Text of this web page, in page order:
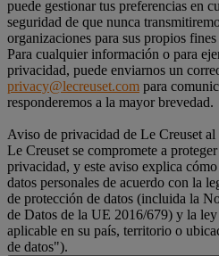
puede gestionar tus preferencias en
seguridad de que nunca
organizaciones para sus propios
Para cualquier información o para
privacidad, puede enviarnos un
privacy@lecreuset.com para
responderemos a la mayor brevedad.
Aviso de privacidad de Le Creuset
Le Creuset se compromete a
privacidad, y este aviso explica
datos personales de acuerdo con la
de protección de datos (incluida la
de Datos de la UE 2016/679) y la
aplicable en su país, territorio o
de datos").